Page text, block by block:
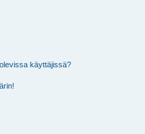
käyttäjissä?